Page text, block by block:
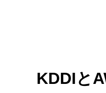
KDDIと